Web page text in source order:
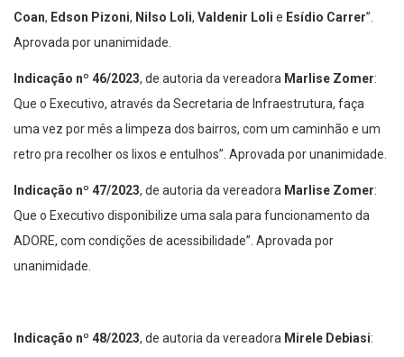
Coan, Edson Pizoni, Nilso Loli, Valdenir Loli e Esídio Carrer”.
Aprovada por unanimidade.
Indicação nº 46/2023, de autoria da vereadora Marlise Zomer:
Que o Executivo, através da Secretaria de Infraestrutura, faça
uma vez por mês a limpeza dos bairros, com um caminhão e um
retro pra recolher os lixos e entulhos”. Aprovada por unanimidade.
Indicação nº 47/2023, de autoria da vereadora Marlise Zomer:
Que o Executivo disponibilize uma sala para funcionamento da
ADORE, com condições de acessibilidade”. Aprovada por
unanimidade.
Indicação nº 48/2023, de autoria da vereadora Mirele Debiasi: